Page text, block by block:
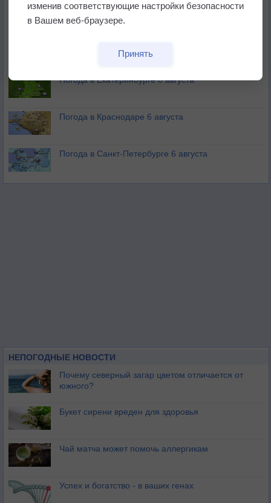
В Приморье обнаружены морские волны тепла
Погода в Екатеринбурге 6 августа
Погода в Краснодаре 6 августа
Погода в Санкт-Петербурге 6 августа
НЕПОГОДНЫЕ НОВОСТИ
Почему северный загар цветом отличается от
южного?
Букет сирени вреден для здоровья
Чай матча может помочь аллергикам
Успех и богатство - в ваших генах
изменив соответствующие настройки безопасности
в Вашем веб-браузере.
Принять